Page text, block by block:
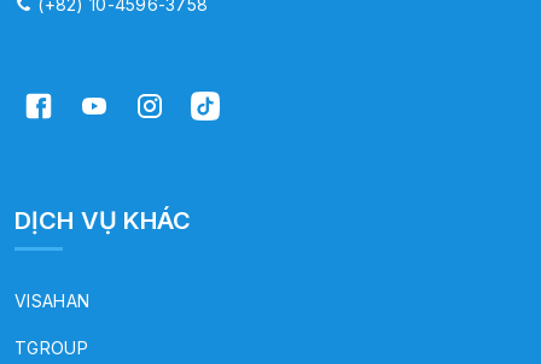
DỊCH VỤ KHÁC
VISAHAN
TGROUP